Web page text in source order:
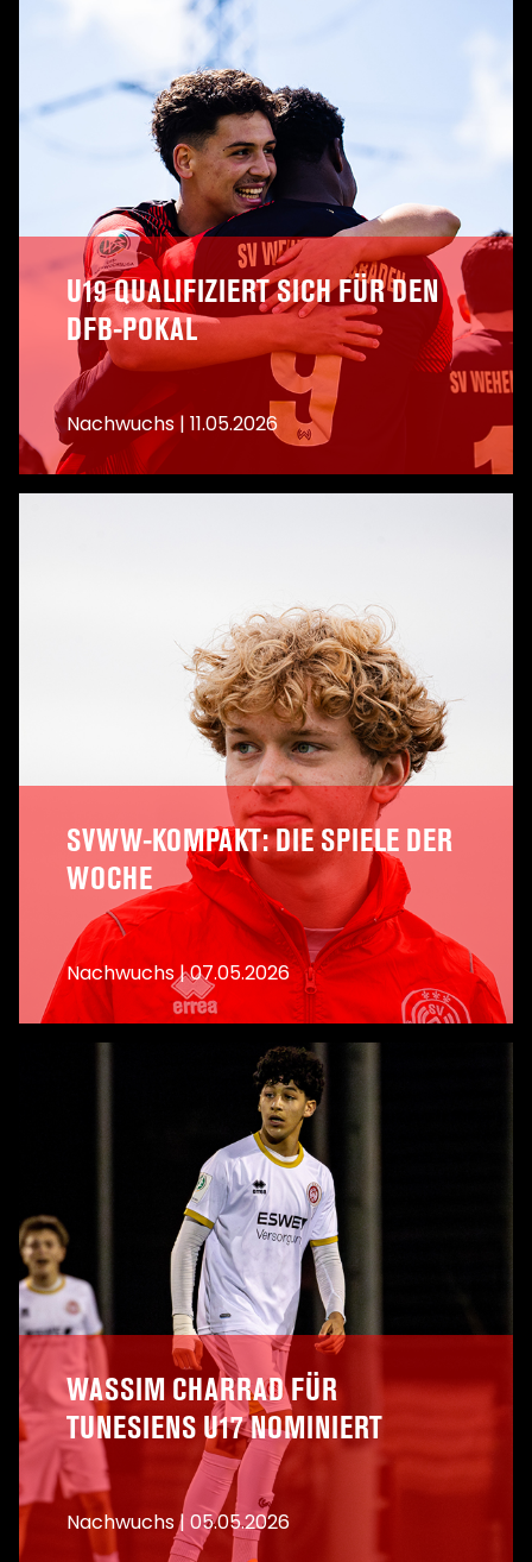
A
U19 QUALIFIZIERT SICH FÜR DEN
DFB-POKAL
Nachwuchs | 11.05.2026
SVWW-KOMPAKT: DIE SPIELE DER
WOCHE
Nachwuchs|07.05.2026
WASSIM CHARRAD FÜR
TUNESIENS U17 NOMINIERT
Nachwuchs| 05.05.2026